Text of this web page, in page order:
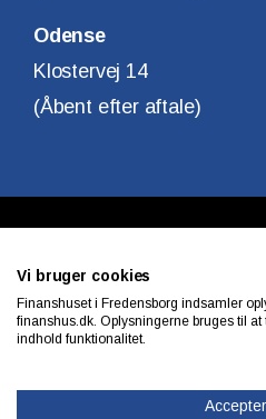
Odense
Klostervej 14
(Åbent efter aftale)
CVR. Nr. 10140315
Vi bruger cookies
Finanshuset i Fredensborg indsamler
finanshus.dk. Oplysningerne bruges til
indhold funktionalitet.